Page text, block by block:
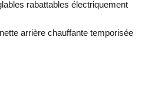
rabattables électriquement
arrière chauffante temporisée